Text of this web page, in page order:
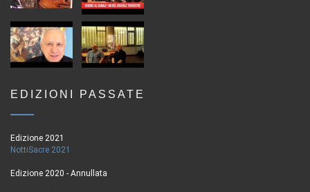
EDIZIONI PASSATE
Edizione 2021
NottiSacre 2021
Edizione 2020 - Annullata